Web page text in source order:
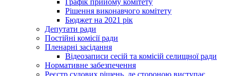
Графік прийому комітету
Рішення виконавчого комітету
Бюджет на 2021 рік
Депутати ради
Постійні комісії ради
Пленарні засідання
Відеозаписи сесій та комісій селищної ради
Нормативне забезпечення
Реєстр судових рішень, де стороною виступає